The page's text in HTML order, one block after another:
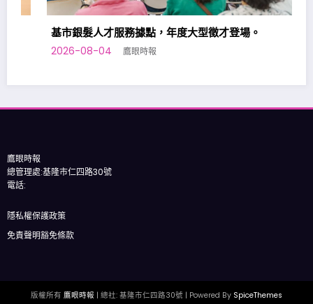
基市銀髮人才服務據點，年度大型徵才登場。
2026-08-04 鷹眼時報
鷹眼時報
總管理處:基隆市仁四路30號
電話:
隱私權保護政策
免責聲明豁免條款
版權所有 鷹眼時報 | 總社: 基隆市仁四路30號 | Powered By SpiceThemes